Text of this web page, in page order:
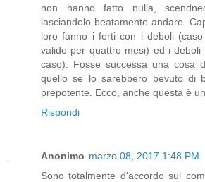
non hanno fatto nulla,
lasciandolo beatamente andare.
loro fanno i forti con i deboli (caso
valido per quattro mesi) ed i
caso). Fosse successa una cosa
quello se lo sarebbero bevuto di
prepotente. Ecco, anche questa è
Rispondi
Anonimo marzo 08, 2017 1:48 PM
Sono totalmente d'accordo sul